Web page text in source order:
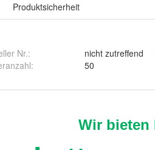
Produktsicherheit
Nr.:
nicht zutreffend
: 50